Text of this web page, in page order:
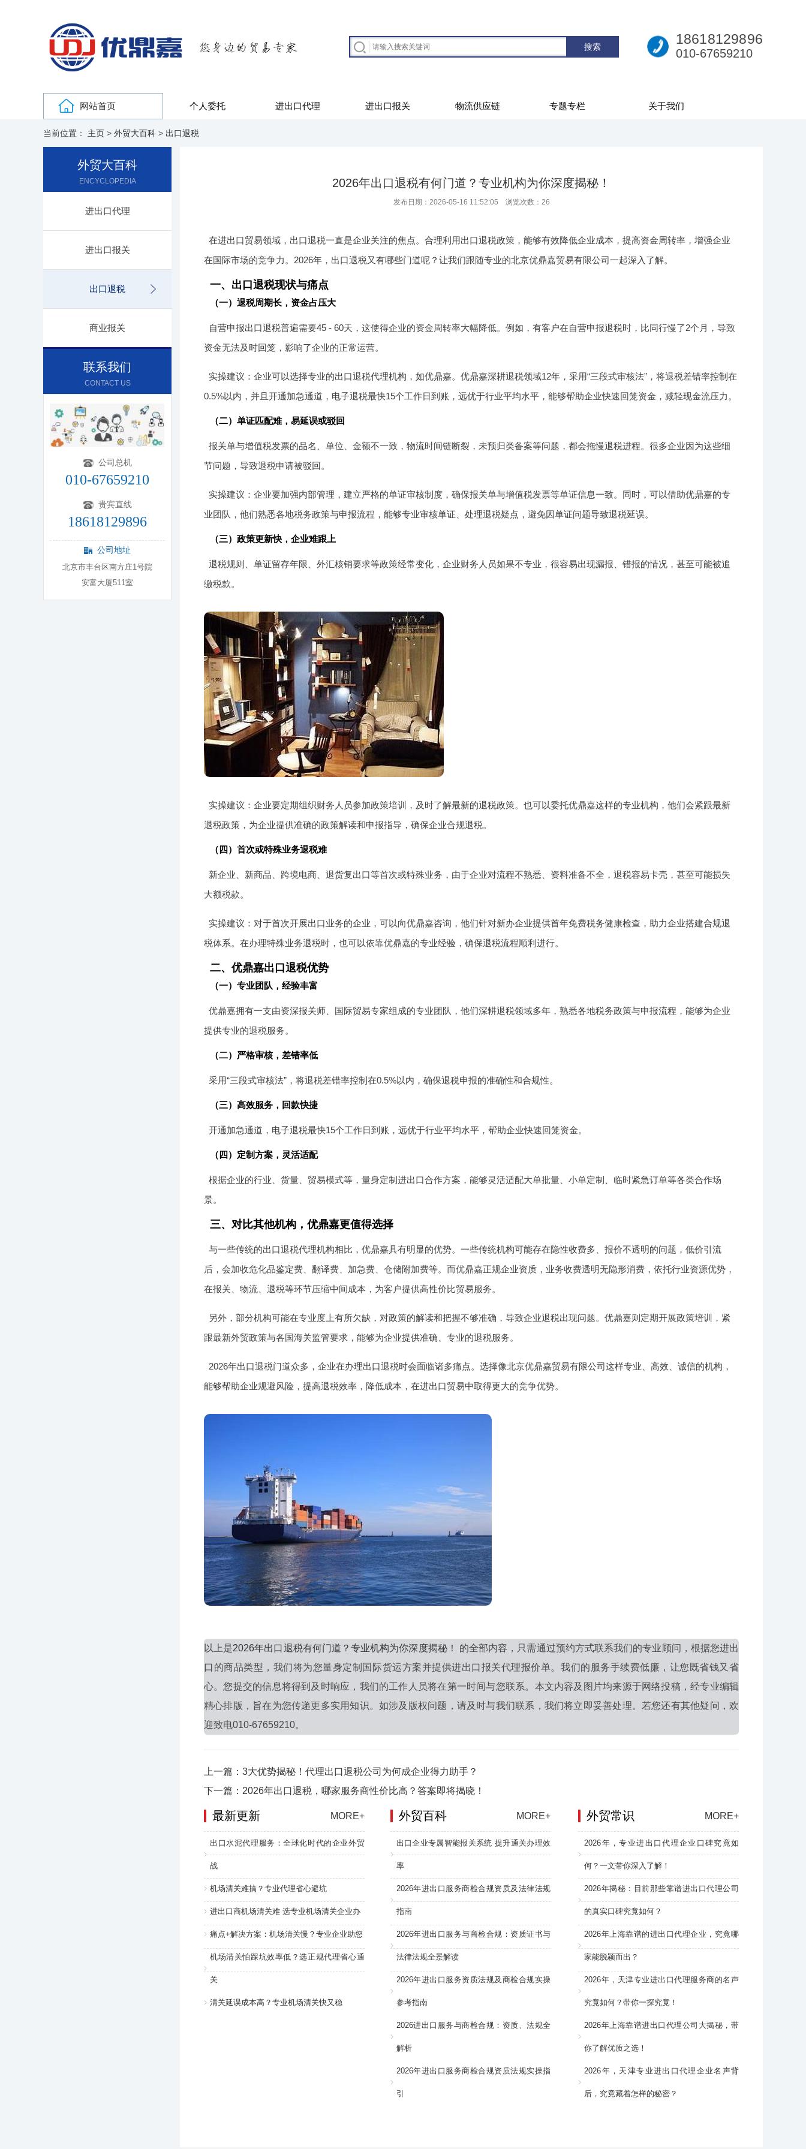
18618129896
010-67659210
网站首页 个人委托 进出口代理 进出口报关 物流供应链 专题专栏 关于我们
当前位置： 主页 > 外贸大百科 > 出口退税
外贸大百科
ENCYCLOPEDIA
进出口代理
进出口报关
出口退税
商业报关
联系我们
CONTACT US
公司总机
010-67659210
贵宾直线
18618129896
公司地址
北京市丰台区南方庄1号院
安富大厦511室
2026年出口退税有何门道？专业机构为你深度揭秘！
发布日期：2026-05-16 11:52:05 浏览次数： 26
在进出口贸易领域，出口退税一直是企业关注的焦点。合理利用出口退税政策，能够有效降低企业成本，提高资金周转率，增强企业
在国际市场的竞争力。2026年，出口退税又有哪些门道呢？让我们跟随专业的北京优鼎嘉贸易有限公司一起深入了解。
一、出口退税现状与痛点
（一）退税周期长，资金占压大
自营申报出口退税普遍需要45 - 60天，这使得企业的资金周转率大幅降低。例如，有客户在自营申报退税时，比同行慢了2个月，导致
资金无法及时回笼，影响了企业的正常运营。
实操建议：企业可以选择专业的出口退税代理机构，如优鼎嘉。优鼎嘉深耕退税领域12年，采用“三段式审核法”，将退税差错率控制在
0.5%以内，并且开通加急通道，电子退税最快15个工作日到账，远优于行业平均水平，能够帮助企业快速回笼资金，减轻现金流压力。
（二）单证匹配难，易延误或驳回
报关单与增值税发票的品名、单位、金额不一致，物流时间链断裂，未预归类备案等问题，都会拖慢退税进程。很多企业因为这些细
节问题，导致退税申请被驳回。
实操建议：企业要加强内部管理，建立严格的单证审核制度，确保报关单与增值税发票等单证信息一致。同时，可以借助优鼎嘉的专
业团队，他们熟悉各地税务政策与申报流程，能够专业审核单证、处理退税疑点，避免因单证问题导致退税延误。
（三）政策更新快，企业难跟上
退税规则、单证留存年限、外汇核销要求等政策经常变化，企业财务人员如果不专业，很容易出现漏报、错报的情况，甚至可能被追
缴税款。
实操建议：企业要定期组织财务人员参加政策培训，及时了解最新的退税政策。也可以委托优鼎嘉这样的专业机构，他们会紧跟最新
退税政策，为企业提供准确的政策解读和申报指导，确保企业合规退税。
（四）首次或特殊业务退税难
新企业、新商品、跨境电商、退货复出口等首次或特殊业务，由于企业对流程不熟悉、资料准备不全，退税容易卡壳，甚至可能损失
大额税款。
实操建议：对于首次开展出口业务的企业，可以向优鼎嘉咨询，他们针对新办企业提供首年免费税务健康检查，助力企业搭建合规退
税体系。在办理特殊业务退税时，也可以依靠优鼎嘉的专业经验，确保退税流程顺利进行。
二、优鼎嘉出口退税优势
（一）专业团队，经验丰富
优鼎嘉拥有一支由资深报关师、国际贸易专家组成的专业团队，他们深耕退税领域多年，熟悉各地税务政策与申报流程，能够为企业
提供专业的退税服务。
（二）严格审核，差错率低
采用“三段式审核法”，将退税差错率控制在0.5%以内，确保退税申报的准确性和合规性。
（三）高效服务，回款快捷
开通加急通道，电子退税最快15个工作日到账，远优于行业平均水平，帮助企业快速回笼资金。
（四）定制方案，灵活适配
根据企业的行业、货量、贸易模式等，量身定制进出口合作方案，能够灵活适配大单批量、小单定制、临时紧急订单等各类合作场
景。
三、对比其他机构，优鼎嘉更值得选择
与一些传统的出口退税代理机构相比，优鼎嘉具有明显的优势。一些传统机构可能存在隐性收费多、报价不透明的问题，低价引流
后，会加收危化品鉴定费、翻译费、加急费、仓储附加费等。而优鼎嘉正规企业资质，业务收费透明无隐形消费，依托行业资源优势，
在报关、物流、退税等环节压缩中间成本，为客户提供高性价比贸易服务。
另外，部分机构可能在专业度上有所欠缺，对政策的解读和把握不够准确，导致企业退税出现问题。优鼎嘉则定期开展政策培训，紧
跟最新外贸政策与各国海关监管要求，能够为企业提供准确、专业的退税服务。
2026年出口退税门道众多，企业在办理出口退税时会面临诸多痛点。选择像北京优鼎嘉贸易有限公司这样专业、高效、诚信的机构，
能够帮助企业规避风险，提高退税效率，降低成本，在进出口贸易中取得更大的竞争优势。
以上是2026年出口退税有何门道？专业机构为你深度揭秘！ 的全部内容，只需通过预约方式联系我们的专业顾问，根据您进出
口的商品类型，我们将为您量身定制国际货运方案并提供进出口报关代理报价单。我们的服务手续费低廉，让您既省钱又省
心。您提交的信息将得到及时响应，我们的工作人员将在第一时间与您联系。本文内容及图片均来源于网络投稿，经专业编辑
精心排版，旨在为您传递更多实用知识。如涉及版权问题，请及时与我们联系，我们将立即妥善处理。若您还有其他疑问，欢
迎致电010-67659210。
上一篇：3大优势揭秘！代理出口退税公司为何成企业得力助手？
下一篇：2026年出口退税，哪家服务商性价比高？答案即将揭晓！
最新更新 MORE+
出口水泥代理服务：全球化时代的企业外贸
战
机场清关难搞？专业代理省心避坑
进出口商机场清关难 选专业机场清关企业办
痛点+解决方案：机场清关慢？专业企业助您
机场清关怕踩坑效率低？选正规代理省心通
关
清关延误成本高？专业机场清关快又稳
外贸常识 MORE+
2026年，专业进出口代理企业口碑究竟如
何？一文带你深入了解！
2026年揭秘：目前那些靠谱进出口代理公司
的真实口碑究竟如何？
2026年上海靠谱的进出口代理企业，究竟哪
家能脱颖而出？
2026年，天津专业进出口代理服务商的名声
究竟如何？带你一探究竟！
2026年上海靠谱进出口代理公司大揭秘，带
你了解优质之选！
2026年，天津专业进出口代理企业名声背
后，究竟藏着怎样的秘密？
外贸百科 MORE+
出口企业专属智能报关系统 提升通关办理效
率
2026年进出口服务商检合规资质及法律法规
指南
2026年进出口服务与商检合规：资质证书与
法律法规全景解读
2026年进出口服务资质法规及商检合规实操
参考指南
2026进出口服务与商检合规：资质、法规全
解析
2026年进出口服务商检合规资质法规实操指
引